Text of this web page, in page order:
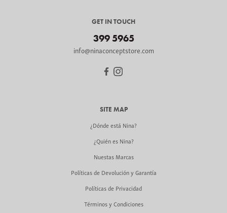
GET IN TOUCH
399 5965
info@ninaconceptstore.com
SITE MAP
¿Dónde está Nina?
¿Quién es Nina?
Nuestas Marcas
Políticas de Devolución y Garantía
Políticas de Privacidad
Términos y Condiciones